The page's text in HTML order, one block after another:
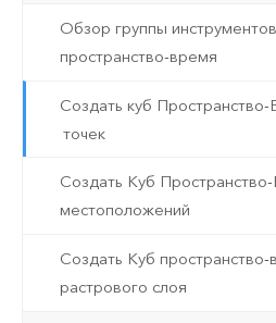
Обзор группы
пространство-время
Создать куб
точек
Создать Куб
местоположений
Создать Куб
растрового слоя